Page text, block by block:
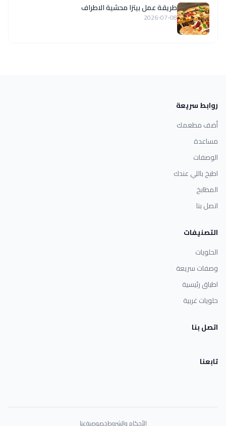
طريقة عمل بيتزا محشية الاطراف
2026-07-08
روابط سريعة
أضف مطعمك
مساعدة
الوصفات
اطبخ باللي عندك
المطابخ
اتصل بنا
التصنيفات
الحلويات
وصفات سريعة
اطباق رئيسية
حلويات غربية
اتصل بنا
تابعنا
الأحكام والشروطخصوصيةعنا